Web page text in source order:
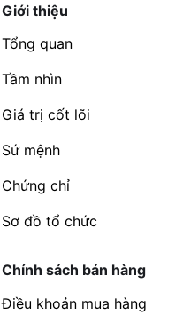
Giới thiệu
Tổng quan
Tầm nhìn
Giá trị cốt lõi
Sứ mệnh
Chứng chỉ
Sơ đồ tổ chức
Chính sách bán hàng
Điều khoản mua hàng